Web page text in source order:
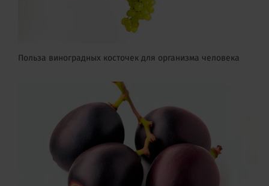
Польза виноградных косточек для организма человека